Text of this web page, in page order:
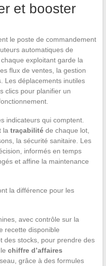
et booster
le poste de commandement
automatiques de
exploitant garde la
flux de ventes, la gestion
Les déplacements inutiles
clics pour planifier un
indicateurs qui comptent.
la traçabilitéde chaque lot,
la sécurité sanitaire. Les
informés en temps
et affine la maintenance
la différence pour les
avec contrôle sur la
recette disponible
des stocks, pour prendre des
chiffre d’affaires
grâce à des formules